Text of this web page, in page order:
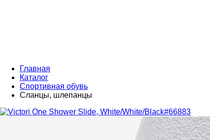
Главная
Каталог
Спортивная обувь
Сланцы, шлепанцы